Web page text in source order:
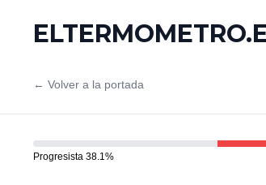
← Volver a la portada
Progresista 38.1%